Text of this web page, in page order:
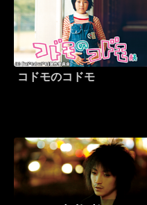
コドモのコドモ